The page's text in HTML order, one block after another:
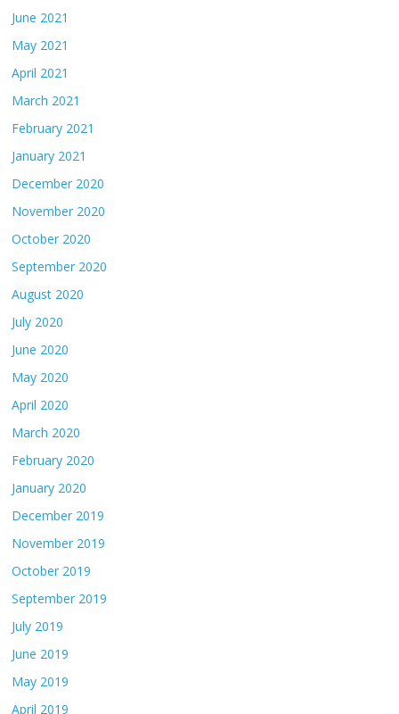
June 2021
May 2021
April 2021
March 2021
February 2021
January 2021
December 2020
November 2020
October 2020
September 2020
August 2020
July 2020
June 2020
May 2020
April 2020
March 2020
February 2020
January 2020
December 2019
November 2019
October 2019
September 2019
July 2019
June 2019
May 2019
April 2019